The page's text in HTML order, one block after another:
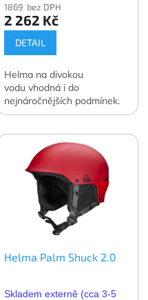
1869 bez DPH
2 262 Kč
DETAIL
Helma na divokou
vodu vhodná i do
nejnáročnějších podmínek.
Helma Palm Shuck 2.0
Skladem externě (cca 3-5